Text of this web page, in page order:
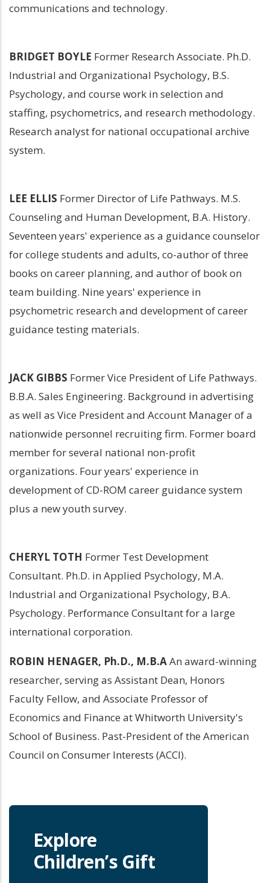
communications and technology.
BRIDGET BOYLE Former Research Associate. Ph.D.
Industrial and Organizational Psychology, B.S.
Psychology, and course work in selection and
staffing, psychometrics, and research methodology.
Research analyst for national occupational archive
system.
LEE ELLIS Former Director of Life Pathways. M.S.
Counseling and Human Development, B.A. History.
Seventeen years' experience as a guidance counselor
for college students and adults, co-author of three
books on career planning, and author of book on
team building. Nine years' experience in
psychometric research and development of career
guidance testing materials.
JACK GIBBS Former Vice President of Life Pathways.
B.B.A. Sales Engineering. Background in advertising
as well as Vice President and Account Manager of a
nationwide personnel recruiting firm. Former board
member for several national non-profit
organizations. Four years' experience in
development of CD-ROM career guidance system
plus a new youth survey.
CHERYL TOTH Former Test Development
Consultant. Ph.D. in Applied Psychology, M.A.
Industrial and Organizational Psychology, B.A.
Psychology. Performance Consultant for a large
international corporation.
ROBIN HENAGER, Ph.D., M.B.A An award-winning
researcher, serving as Assistant Dean, Honors
Faculty Fellow, and Associate Professor of
Economics and Finance at Whitworth University's
School of Business. Past-President of the American
Council on Consumer Interests (ACCI).
Explore
Children’s Gift